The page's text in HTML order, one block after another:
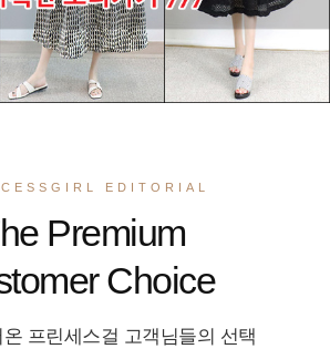
EDITORIAL
Premium
Choice
프린세스걸 고객님들의 선택